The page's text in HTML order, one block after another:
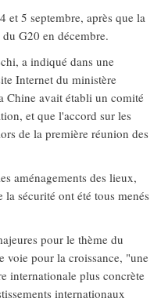
PHOTOS
et 5 septembre, après que la
G20 en décembre.
a indiqué dans une
Internet du ministère
Chine avait établi un comité
et que l'accord sur les
de la première réunion des
aménagements des lieux,
sécurité ont été tous menés
pour le thème du
voie pour la croissance, "une
internationale plus concrète
internationaux